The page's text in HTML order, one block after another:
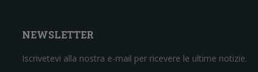
NEWSLETTER
Iscrivetevi alla nostra e-mail per ricevere le ultime notizie.